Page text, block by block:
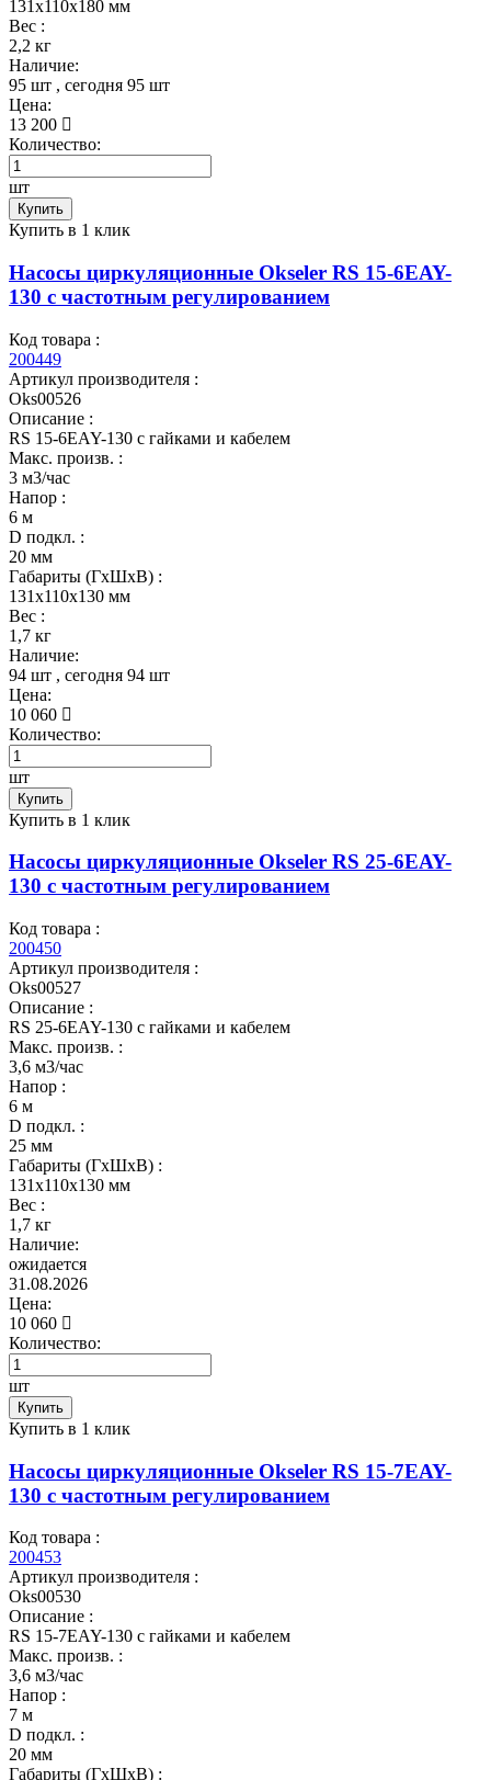
131x110x180 мм
Вес :
2,2 кг
Наличие:
95 шт , сегодня 95 шт
Цена:
13 200
Количество:
шт
Купить
Купить в 1 клик
Насосы циркуляционные Okseler RS 15-6EAY-
130 с частотным регулированием
Код товара :
200449
Артикул производителя :
Oks00526
Описание :
RS 15-6EAY-130 с гайками и кабелем
Макс. произв. :
3 м3/час
Напор :
6 м
D подкл. :
20 мм
Габариты (ГхШхВ) :
131x110x130 мм
Вес :
1,7 кг
Наличие:
94 шт , сегодня 94 шт
Цена:
10 060
Количество:
шт
Купить
Купить в 1 клик
Насосы циркуляционные Okseler RS 25-6EAY-
130 с частотным регулированием
Код товара :
200450
Артикул производителя :
Oks00527
Описание :
RS 25-6EAY-130 с гайками и кабелем
Макс. произв. :
3,6 м3/час
Напор :
6 м
D подкл. :
25 мм
Габариты (ГхШхВ) :
131x110x130 мм
Вес :
1,7 кг
Наличие:
ожидается
31.08.2026
Цена:
10 060
Количество:
шт
Купить
Купить в 1 клик
Насосы циркуляционные Okseler RS 15-7EAY-
130 с частотным регулированием
Код товара :
200453
Артикул производителя :
Oks00530
Описание :
RS 15-7EAY-130 с гайками и кабелем
Макс. произв. :
3,6 м3/час
Напор :
7 м
D подкл. :
20 мм
Габариты (ГхШхВ) :